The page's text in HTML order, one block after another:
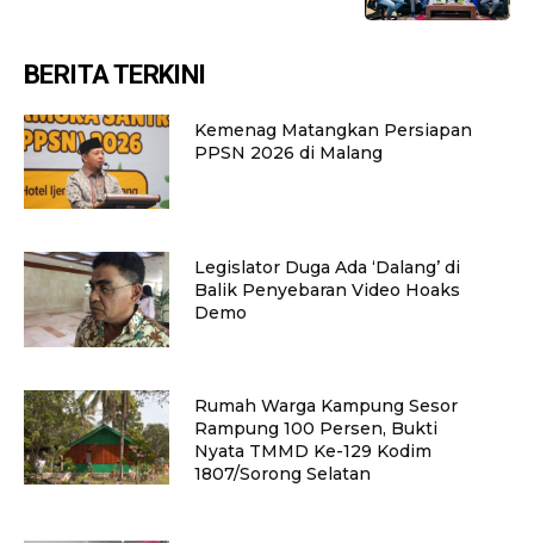
BERITA TERKINI
Kemenag Matangkan Persiapan
PPSN 2026 di Malang
Legislator Duga Ada ‘Dalang’ di
Balik Penyebaran Video Hoaks
Demo
Rumah Warga Kampung Sesor
Rampung 100 Persen, Bukti
Nyata TMMD Ke-129 Kodim
1807/Sorong Selatan